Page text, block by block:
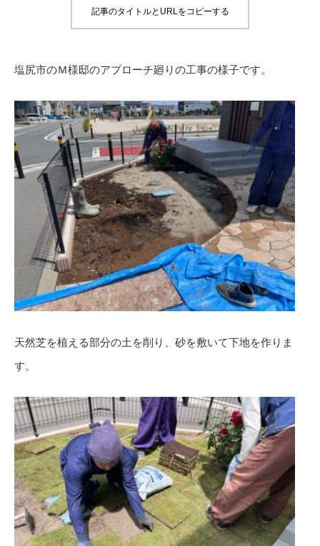
記事のタイトルとURLをコピーする
塩尻市のＭ様邸のアプローチ廻りの工事の様子です。
天然芝を植える部分の土を削り、砂を敷いて下地を作りま
す。